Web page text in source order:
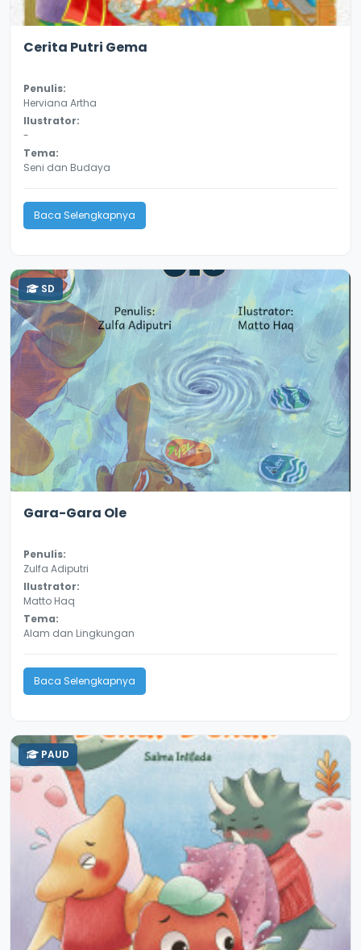
Cerita Putri Gema
Penulis:
Herviana Artha
Ilustrator:
-
Tema:
Seni dan Budaya
Baca Selengkapnya
SD
Gara-Gara Ole
Penulis:
Zulfa Adiputri
Ilustrator:
Matto Haq
Tema:
Alam dan Lingkungan
Baca Selengkapnya
PAUD